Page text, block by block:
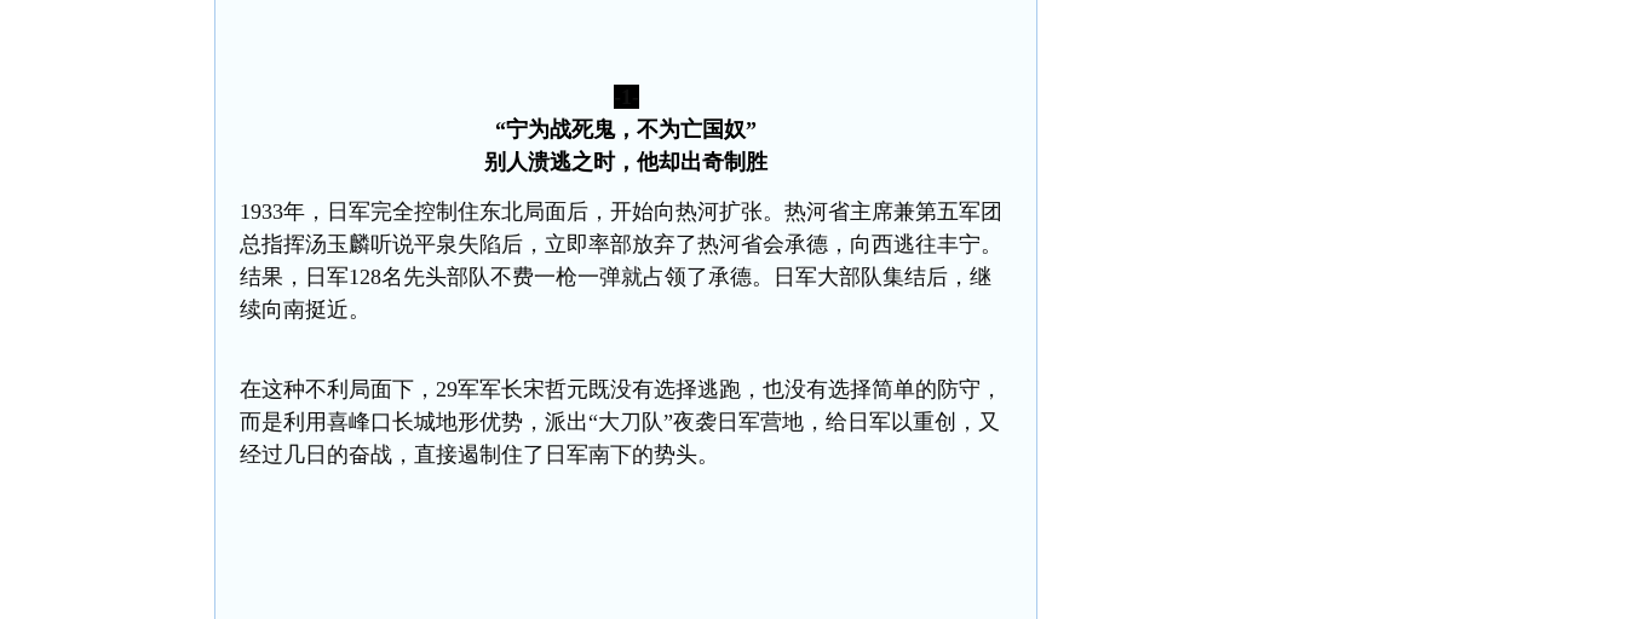
“宁为战死鬼，不为亡国奴”
别人溃逃之时，他却出奇制胜
1933年 ，日军完全控制住东北局面后，开始向热河扩张。热河省主席兼第五军团
总指挥汤玉麟听说平泉失陷后，立即率部放弃了热河省会承德，向西逃往丰宁。
结果，日军128名先头部队不费一枪一弹就占领了承德。日军大部队集结后，继
续向南挺近。
在这种不利局面下， 29军军长宋哲元既没有选择逃跑，也没有选择简单的防守，
而是利用喜峰口长城地形优势，派出“大刀队”夜袭日军营地， 给日军以重创 ， 又
经过几日的奋战，直接遏制住了日军南下的势头。